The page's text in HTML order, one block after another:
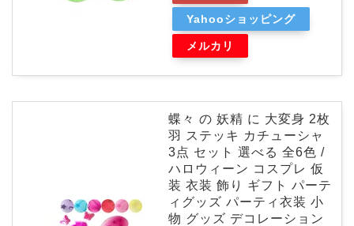
Yahooショッピング
メルカリ
蝶々 の 妖精 に 大変身 2枚
羽 ステッキ カチューシャ
3点 セット 選べる 全6色 /
ハロウィーン コスプレ 仮
装 衣装 飾り ギフト パーテ
ィグッズ パーティ衣装 小
物 グッズ デコレーション